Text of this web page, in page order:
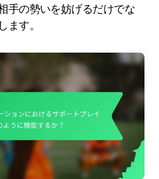
手の勢いを妨げるだけでな
ます。